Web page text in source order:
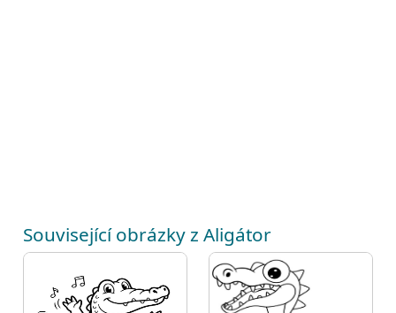
Související obrázky z Aligátor